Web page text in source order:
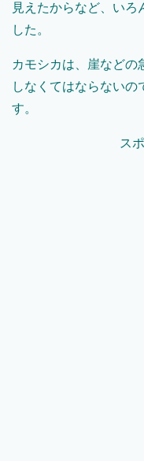
見えたからなど、いろ
した。
カモシカは、崖などの
しなくてはならない
す。
ス